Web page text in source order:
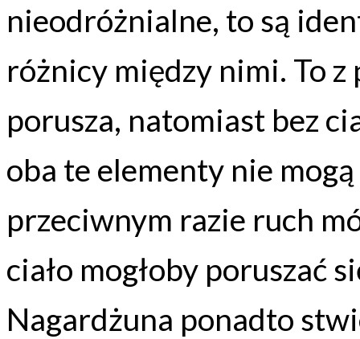
nieodróżnialne, to są
różnicy między nimi. To z
porusza, natomiast bez
oba te elementy nie
przeciwnym razie ruch
ciało mogłoby poruszać
Nagardżuna ponadto